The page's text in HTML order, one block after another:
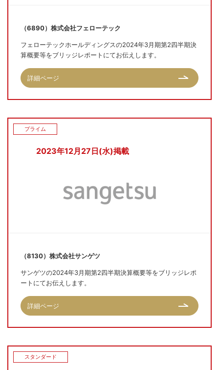
（6890）株式会社フェローテック
フェローテックホールディングスの2024年3月期第2四半期決
算概要等をブリッジレポートにてお伝えします。
詳細ページ
2023年12月27日(水)掲載
プライム
（8130）株式会社サンゲツ
サンゲツの2024年3月期第2四半期決算概要等をブリッジレポ
ートにてお伝えします。
詳細ページ
スタンダード